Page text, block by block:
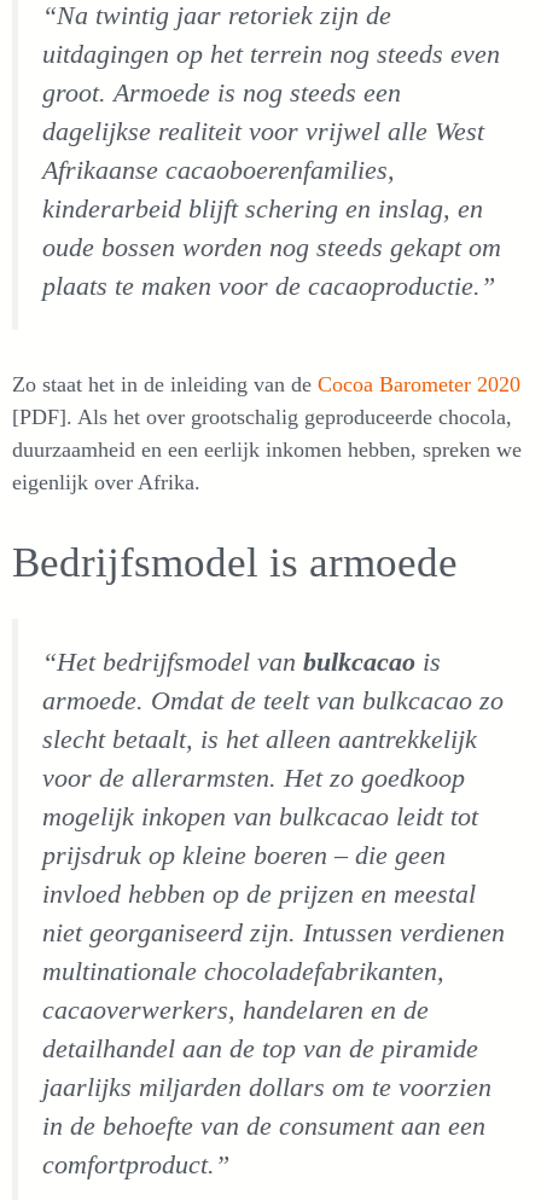
“Na twintig jaar retoriek zijn de
uitdagingen op het terrein nog steeds even
groot. Armoede is nog steeds een
dagelijkse realiteit voor vrijwel alle West
Afrikaanse cacaoboerenfamilies,
kinderarbeid blijft schering en inslag, en
oude bossen worden nog steeds gekapt om
plaats te maken voor de cacaoproductie.”
Zo staat het in de inleiding van de Cocoa Barometer 2020
[PDF]. Als het over grootschalig geproduceerde chocola,
duurzaamheid en een eerlijk inkomen hebben, spreken we
eigenlijk over Afrika.
Bedrijfsmodel is armoede
“Het bedrijfsmodel van bulkcacao is
armoede. Omdat de teelt van bulkcacao zo
slecht betaalt, is het alleen aantrekkelijk
voor de allerarmsten. Het zo goedkoop
mogelijk inkopen van bulkcacao leidt tot
prijsdruk op kleine boeren – die geen
invloed hebben op de prijzen en meestal
niet georganiseerd zijn. Intussen verdienen
multinationale chocoladefabrikanten,
cacaoverwerkers, handelaren en de
detailhandel aan de top van de piramide
jaarlijks miljarden dollars om te voorzien
in de behoefte van de consument aan een
comfortproduct.”